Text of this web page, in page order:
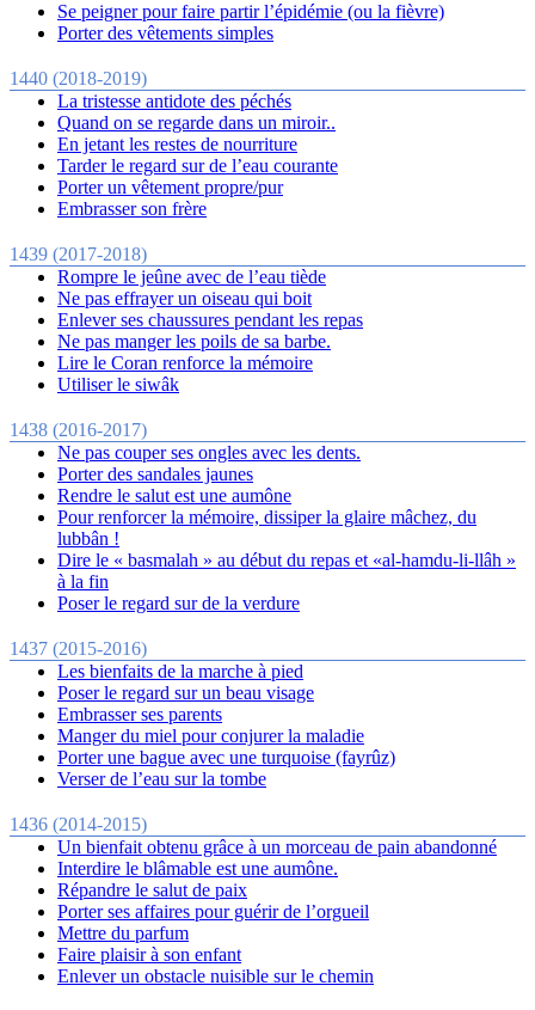
Se peigner pour faire partir l’épidémie (ou la fièvre)
Porter des vêtements simples
1440 (2018-2019)
La tristesse antidote des péchés
Quand on se regarde dans un miroir..
En jetant les restes de nourriture
Tarder le regard sur de l’eau courante
Porter un vêtement propre/pur
Embrasser son frère
1439 (2017-2018)
Rompre le jeûne avec de l’eau tiède
Ne pas effrayer un oiseau qui boit
Enlever ses chaussures pendant les repas
Ne pas manger les poils de sa barbe.
Lire le Coran renforce la mémoire
Utiliser le siwâk
1438 (2016-2017)
Ne pas couper ses ongles avec les dents.
Porter des sandales jaunes
Rendre le salut est une aumône
Pour renforcer la mémoire, dissiper la glaire mâchez, du
lubbân !
Dire le « basmalah » au début du repas et «al-hamdu-li-llâh »
à la fin
Poser le regard sur de la verdure
1437 (2015-2016)
Les bienfaits de la marche à pied
Poser le regard sur un beau visage
Embrasser ses parents
Manger du miel pour conjurer la maladie
Porter une bague avec une turquoise (fayrûz)
Verser de l’eau sur la tombe
1436 (2014-2015)
Un bienfait obtenu grâce à un morceau de pain abandonné
Interdire le blâmable est une aumône.
Répandre le salut de paix
Porter ses affaires pour guérir de l’orgueil
Mettre du parfum
Faire plaisir à son enfant
Enlever un obstacle nuisible sur le chemin